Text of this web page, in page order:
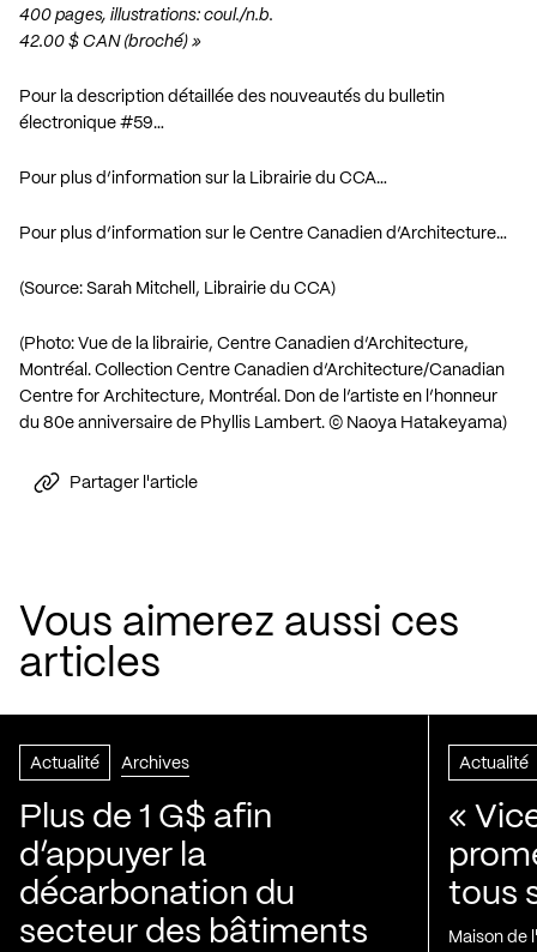
400 pages, illustrations: coul./n.b.
42.00 $ CAN (broché) »
Pour la description détaillée des nouveautés du bulletin
électronique #59…
Pour plus d’information sur la Librairie du CCA…
Pour plus d’information sur le Centre Canadien d’Architecture…
(Source: Sarah Mitchell, Librairie du CCA)
(Photo: Vue de la librairie, Centre Canadien d’Architecture,
Montréal. Collection Centre Canadien d’Architecture/Canadian
Centre for Architecture, Montréal. Don de l’artiste en l’honneur
du 80e anniversaire de Phyllis Lambert. © Naoya Hatakeyama)
Partager l'article
Vous aimerez aussi ces
articles
Actualité Archives
Plus de 1 G$ afin
d’appuyer la
décarbonation du
secteur des bâtiments
Actualité
«
tous
Maison de